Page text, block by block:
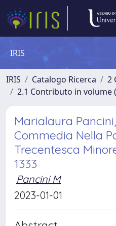
IRIS
IRIS Catalogo Ricerca
2
2.1 Contributo in volume
Marialaura
Commedia Nella
Trecentesca
1333
Pancini M
2023-01-01